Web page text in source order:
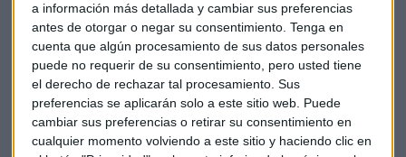
a información más detallada y cambiar sus preferencias
antes de otorgar o negar su consentimiento. Tenga en
cuenta que algún procesamiento de sus datos personales
puede no requerir de su consentimiento, pero usted tiene
el derecho de rechazar tal procesamiento. Sus
preferencias se aplicarán solo a este sitio web. Puede
cambiar sus preferencias o retirar su consentimiento en
cualquier momento volviendo a este sitio y haciendo clic en
"Nos preocupa la falta de apoyo del conjunto del bloque de
fuerzas de izquierdas (...) es el momento de privilegiar el
diálogo de las fuerzas políticas progresistas", dijo el líder de
Podemos, Pablo Iglesias.
Aun en el hipotético caso de un entendimiento que los